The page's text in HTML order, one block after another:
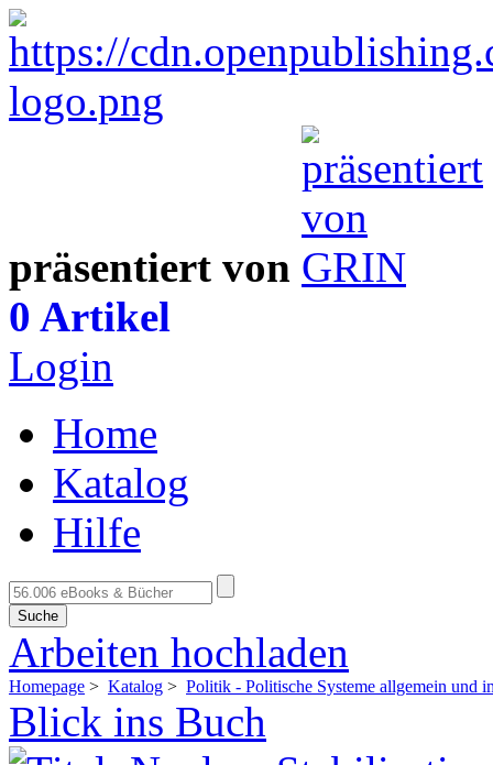
präsentiert von
0 Artikel
Login
Home
Katalog
Hilfe
Suche
Arbeiten hochladen
Homepage > Katalog > Politik - Politische Systeme allgemein und
Blick ins Buch